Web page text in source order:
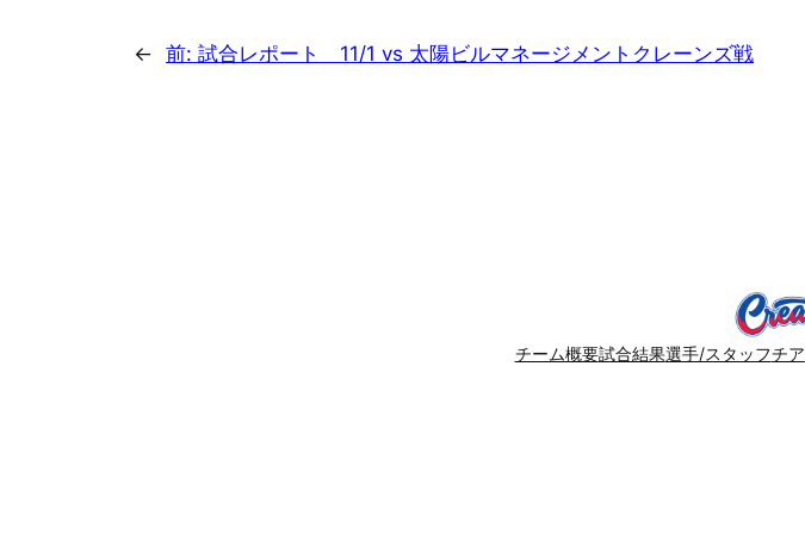
← 前: 試合レポート 11/1 vs 太陽ビルマネージメントクレーンズ戦
チーム概要試合結果選手/スタッフチア